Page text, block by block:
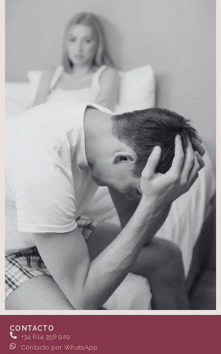
CONTACTO
+34 614 356 929
Contacto por WhatsApp